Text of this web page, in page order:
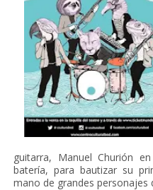
guitarra, Manuel Churión
batería, para bautizar su
mano de grandes personajes